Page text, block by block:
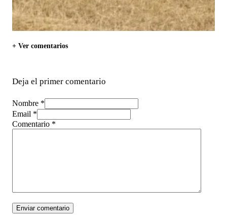
+ Ver comentarios
Deja el primer comentario
Nombre *
Email *
Comentario *